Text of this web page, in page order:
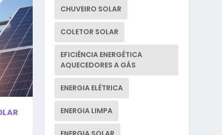
CHUVEIRO SOLAR
COLETOR SOLAR
EFICIÊNCIA ENERGÉTICA
AQUECEDORES A GÁS
ENERGIA ELÉTRICA
ENERGIA LIMPA